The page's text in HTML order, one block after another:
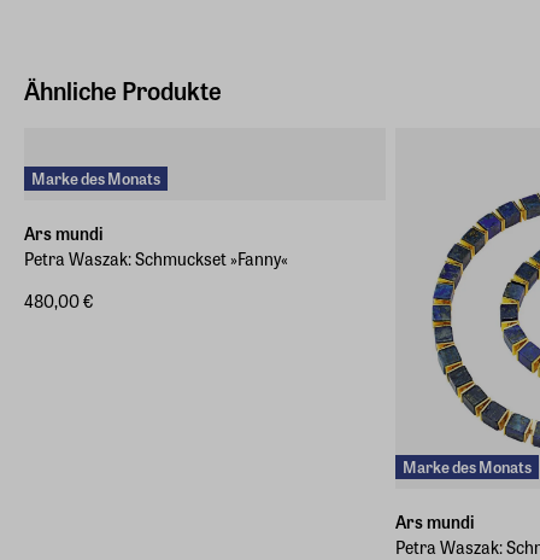
Deutschland (EU)
Ähnliche Produkte
Marke des Monats
Ars mundi
Petra Waszak: Schmuckset »Fanny«
480,00 €
Marke des Monats
Ars mundi
Petra Waszak: